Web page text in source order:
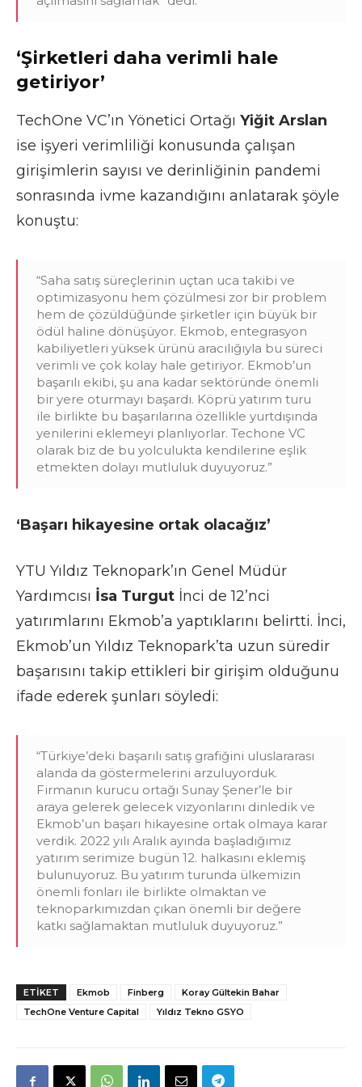
‘Şirketleri daha verimli hale
getiriyor’
TechOne VC’ın Yönetici Ortağı Yiğit Arslan
ise işyeri verimliliği konusunda çalışan
girişimlerin sayısı ve derinliğinin pandemi
sonrasında ivme kazandığını anlatarak şöyle
konuştu:
“Saha satış süreçlerinin uçtan uca takibi ve
optimizasyonu hem çözülmesi zor bir problem
hem de çözüldüğünde şirketler için büyük bir
ödül haline dönüşüyor. Ekmob, entegrasyon
kabiliyetleri yüksek ürünü aracılığıyla bu süreci
verimli ve çok kolay hale getiriyor. Ekmob’un
başarılı ekibi, şu ana kadar sektöründe önemli
bir yere oturmayı başardı. Köprü yatırım turu
ile birlikte bu başarılarına özellikle yurtdışında
yenilerini eklemeyi planlıyorlar. Techone VC
olarak biz de bu yolculukta kendilerine eşlik
etmekten dolayı mutluluk duyuyoruz.”
‘Başarı hikayesine ortak olacağız’
YTU Yıldız Teknopark’ın Genel Müdür
Yardımcısı İsa Turgut İnci de 12’nci
yatırımlarını Ekmob’a yaptıklarını belirtti. İnci,
Ekmob’un Yıldız Teknopark’ta uzun süredir
başarısını takip ettikleri bir girişim olduğunu
ifade ederek şunları söyledi:
“Türkiye’deki başarılı satış grafiğini uluslararası
alanda da göstermelerini arzuluyorduk.
Firmanın kurucu ortağı Sunay Şener’le bir
araya gelerek gelecek vizyonlarını dinledik ve
Ekmob’un başarı hikayesine ortak olmaya karar
verdik. 2022 yılı Aralık ayında başladığımız
yatırım serimize bugün 12. halkasını eklemiş
bulunuyoruz. Bu yatırım turunda ülkemizin
önemli fonları ile birlikte olmaktan ve
teknoparkımızdan çıkan önemli bir değere
katkı sağlamaktan mutluluk duyuyoruz.”
ETIKET Ekmob Finberg
Koray Gültekin Bahar
TechOne Venture Capital
Yıldız Tekno GSYO